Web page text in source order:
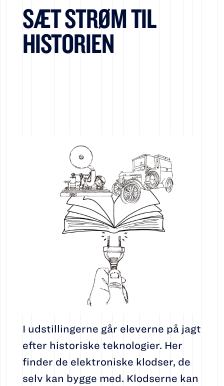
SÆT STRØM TIL
HISTORIEN
I udstillingerne går eleverne på jagt
efter historiske teknologier. Her
finder de elektroniske klodser, de
selv kan bygge med. Klodserne kan